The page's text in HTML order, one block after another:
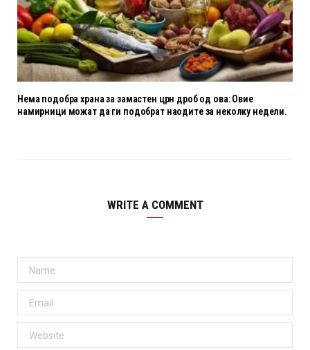
Нема подобра храна за замастен црн дроб од ова: Овие
намирници можат да ги подобрат наодите за неколку недели.
WRITE A COMMENT